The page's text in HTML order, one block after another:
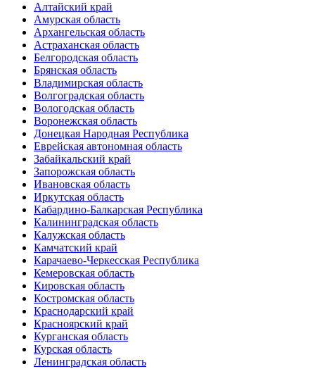
Алтайский край
Амурская область
Архангельская область
Астраханская область
Белгородская область
Брянская область
Владимирская область
Волгоградская область
Вологодская область
Воронежская область
Донецкая Народная Республика
Еврейская автономная область
Забайкальский край
Запорожская область
Ивановская область
Иркутская область
Кабардино-Балкарская Республика
Калининградская область
Калужская область
Камчатский край
Карачаево-Черкесская Республика
Кемеровская область
Кировская область
Костромская область
Краснодарский край
Красноярский край
Курганская область
Курская область
Ленинградская область